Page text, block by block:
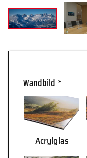
Wandbild *
Acrylglas